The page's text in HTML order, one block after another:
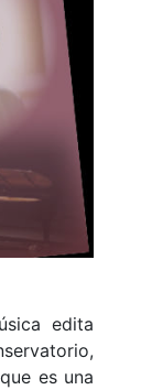
edita
es una